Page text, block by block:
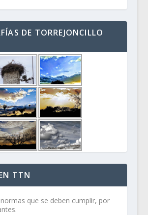
DE TORREJONCILLO
TTN
que se deben cumplir, por